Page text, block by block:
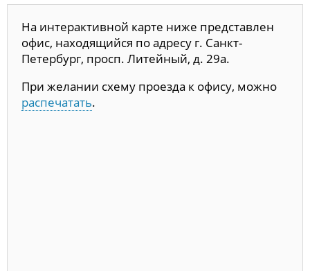
На интерактивной карте ниже представлен
офис, находящийся по адресу г. Санкт-
Петербург, просп. Литейный, д. 29а.
При желании схему проезда к офису, можно
распечатать.